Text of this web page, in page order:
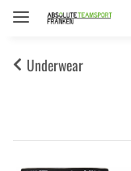
Underwear